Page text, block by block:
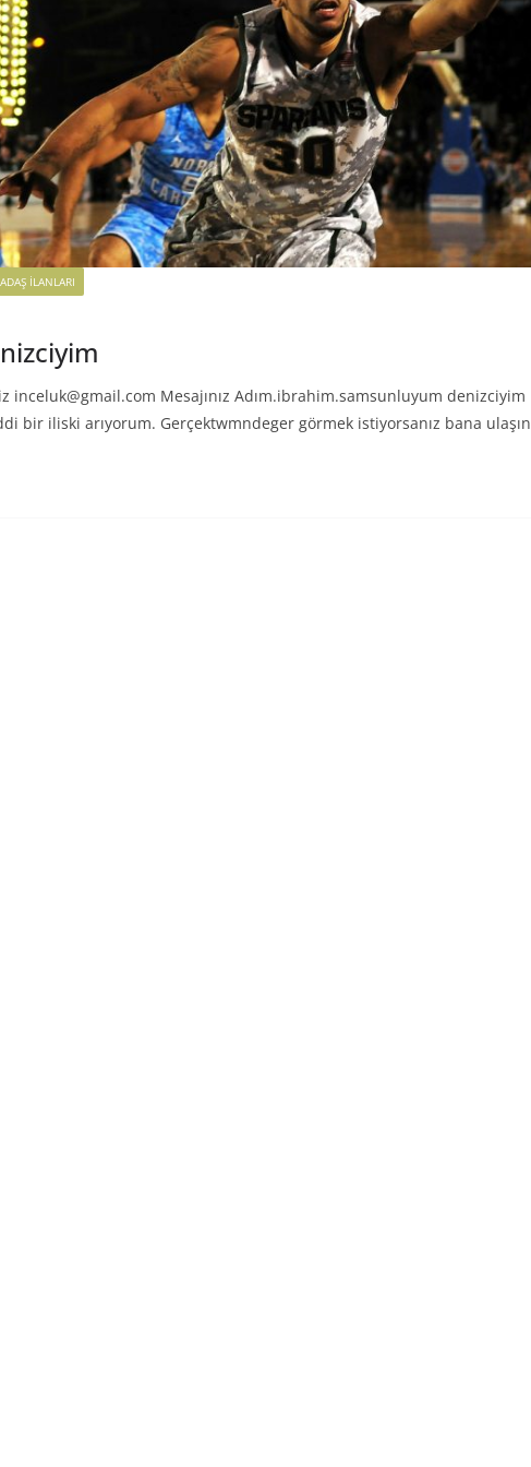
ILANLARI
inceluk@gmail.com Mesajınız Adım.ibrahim.samsunluyum denizciyim
bir iliski arıyorum. Gerçektwmndeger görmek istiyorsanız bana ulaşın